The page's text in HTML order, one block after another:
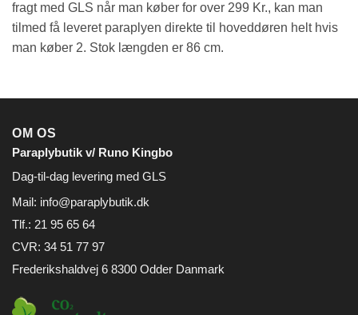
fragt med GLS når man køber for over 299 Kr., kan man
tilmed få leveret paraplyen direkte til hoveddøren helt hvis
man køber 2. Stok længden er 86 cm.
OM OS
Paraplybutik v/ Runo Kingbo
Dag-til-dag levering med GLS
Mail: info@paraplybutik.dk
Tlf.: 21 95 65 64
CVR: 34 51 77 97
Frederikshaldvej 6 8300 Odder Danmark